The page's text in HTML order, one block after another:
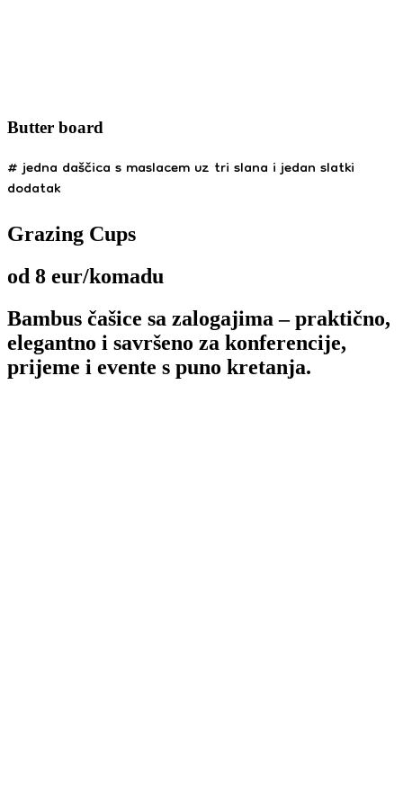
Butter board
# jedna daščica s maslacem uz tri slana i jedan slatki
dodatak
Grazing Cups
od 8 eur/komadu
Bambus čašice sa zalogajima – praktično,
elegantno i savršeno za konferencije,
prijeme i evente s puno kretanja.